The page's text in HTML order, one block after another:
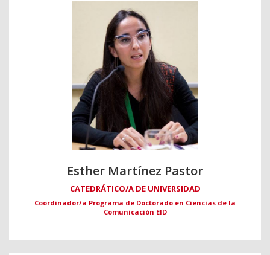
Esther Martínez Pastor
CATEDRÁTICO/A DE UNIVERSIDAD
Coordinador/a Programa de Doctorado en Ciencias de la
Comunicación EID